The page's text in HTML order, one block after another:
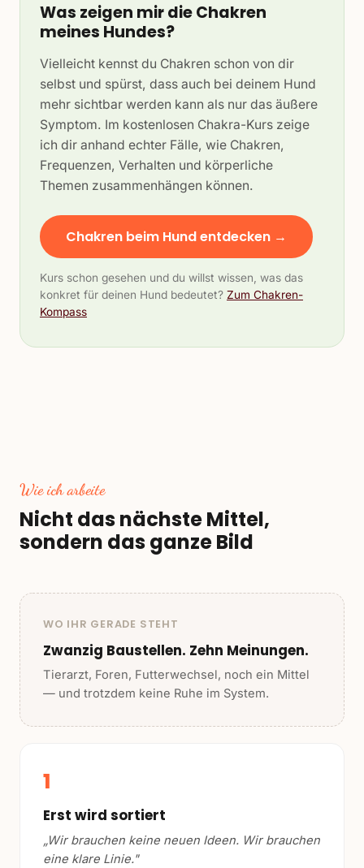
Was zeigen mir die Chakren
meines Hundes?
Vielleicht kennst du Chakren schon von dir
selbst und spürst, dass auch bei deinem Hund
mehr sichtbar werden kann als nur das äußere
Symptom. Im kostenlosen Chakra-Kurs zeige
ich dir anhand echter Fälle, wie Chakren,
Frequenzen, Verhalten und körperliche
Themen zusammenhängen können.
Chakren beim Hund entdecken →
Kurs schon gesehen und du willst wissen, was das
konkret für deinen Hund bedeutet? Zum Chakren-
Kompass
Wie ich arbeite
Nicht das nächste Mittel,
sondern das ganze Bild
WO IHR GERADE STEHT
Zwanzig Baustellen. Zehn Meinungen.
Tierarzt, Foren, Futterwechsel, noch ein Mittel
— und trotzdem keine Ruhe im System.
1
Erst wird sortiert
„Wir brauchen keine neuen Ideen. Wir brauchen
eine klare Linie."